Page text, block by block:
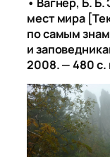
мест мира
по самым
и
2008. — 480 с.